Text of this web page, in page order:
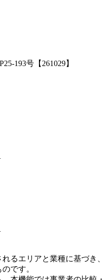
193号【261029】
るエリアと業種に基づき、
です。